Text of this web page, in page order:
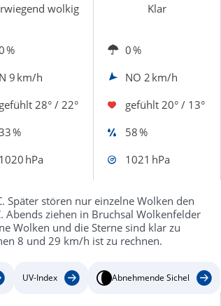
wolkig Klar
%
0 %
N 9 km/h NO 2 km/h
gefühlt 28° / 22° gefühlt 20° / 13°
%
58 %
1020 hPa 1021 hPa
Später stören nur einzelne Wolken den
ziehen in Bruchsal Wolkenfelder
Wolken und die Sterne sind klar zu
8 und 29 km/h ist zu rechnen.
UV-Index Abnehmende Sichel